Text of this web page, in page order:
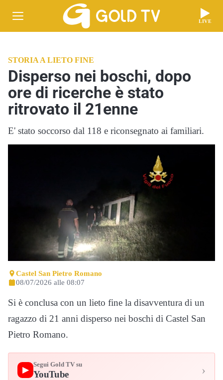
LIVE
STORIA A LIETO FINE
Disperso nei boschi, dopo
ore di ricerche è stato
ritrovato il 21enne
E' stato soccorso dal 118 e riconsegnato ai familiari.
Castel San Pietro Romano
08/07/2026 alle 08:07
Si è conclusa con un lieto fine la disavventura di un
ragazzo di 21 anni disperso nei boschi di Castel San
Pietro Romano.
▶
Segui Gold TV su
YouTube ›